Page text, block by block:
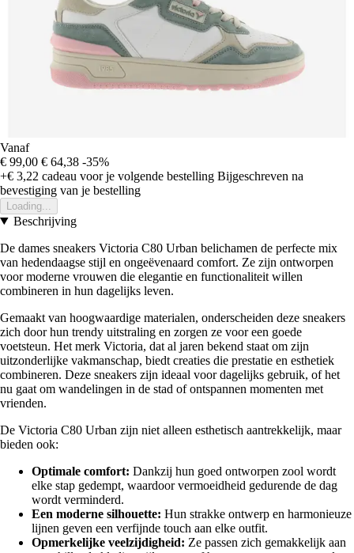
Vanaf
€ 99,00 € 64,38 -35%
+€ 3,22 cadeau voor je volgende bestelling Bijgeschreven na
bevestiging van je bestelling
Loading...
Beschrijving
De dames sneakers Victoria C80 Urban belichamen de perfecte mix
van hedendaagse stijl en ongeëvenaard comfort. Ze zijn ontworpen
voor moderne vrouwen die elegantie en functionaliteit willen
combineren in hun dagelijks leven.
Gemaakt van hoogwaardige materialen, onderscheiden deze sneakers
zich door hun trendy uitstraling en zorgen ze voor een goede
voetsteun. Het merk Victoria, dat al jaren bekend staat om zijn
uitzonderlijke vakmanschap, biedt creaties die prestatie en esthetiek
combineren. Deze sneakers zijn ideaal voor dagelijks gebruik, of het
nu gaat om wandelingen in de stad of ontspannen momenten met
vrienden.
De Victoria C80 Urban zijn niet alleen esthetisch aantrekkelijk, maar
bieden ook:
Optimale comfort: Dankzij hun goed ontworpen zool wordt
elke stap gedempt, waardoor vermoeidheid gedurende de dag
wordt verminderd.
Een moderne silhouette: Hun strakke ontwerp en harmonieuze
lijnen geven een verfijnde touch aan elke outfit.
Opmerkelijke veelzijdigheid: Ze passen zich gemakkelijk aan